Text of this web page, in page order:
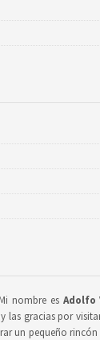
nombre es Adolfo
las gracias por
un pequeño rincón